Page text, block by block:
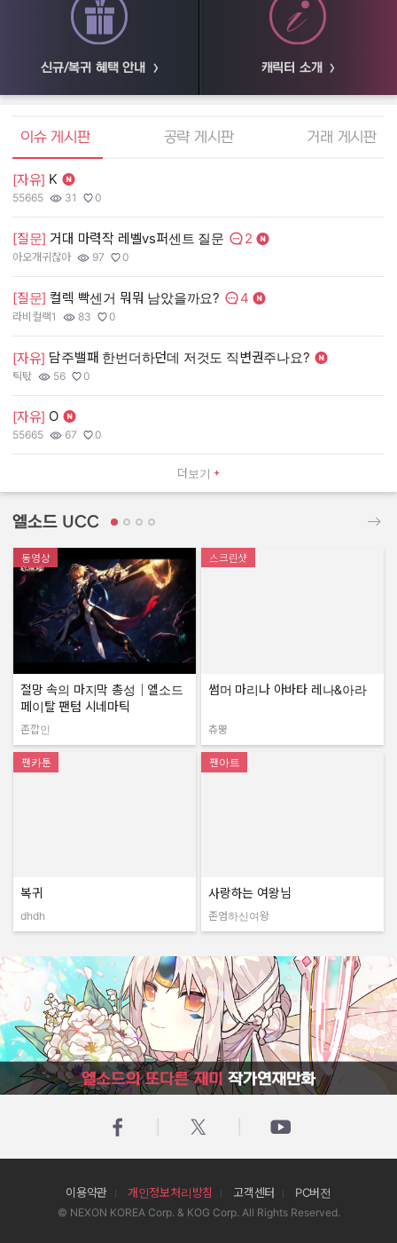
신규/복귀 혜택 안내 캐릭터 소개
엘소드 커뮤니티
이슈 게시판 공략 게시판 거래 게시판
더보기
[자유] K
작성자:
55665
조회수:
31
추천수:
0
[질문] 거대 마력작 레벨vs퍼센트 질문 댓글수:
2
작성자:
아오개귀찮아
조회수:
97
추천수:
0
[질문] 컬렉 빡센거 뭐뭐 남았을까요? 댓글수:
4
작성자:
라비컬랙1
조회수:
83
추천수:
0
[자유] 담주밸패 한번더하던데 저것도 직변권주나요?
작성자:
틱탃
조회수:
56
추천수:
0
[자유] O
작성자:
55665
조회수:
67
추천수:
0
엘소드 UCC
동영상
절망 속의 마지막 총성｜엘소드
페이탈 팬텀 시네마틱
작성자:
존깝인
스크린샷
썸머 마리나 아바타 레나&아라
작성자:
츄뿡
팬카툰
복귀
dhdh
팬아트
사랑하는 여왕님
작성자:
존엄하신여왕
엘소드의 또다른 재미 작가연재만화
이용약관 개인정보처리방침 고객센터 PC버전
© NEXON KOREA Corp. & KOG Corp. All Rights Reserved.